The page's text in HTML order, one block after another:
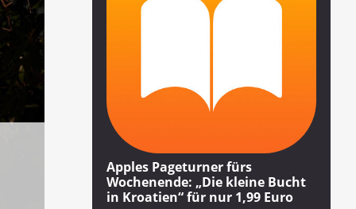
Apples Pageturner fürs
Wochenende: „Die kleine Bucht
in Kroatien“ für nur 1,99 Euro